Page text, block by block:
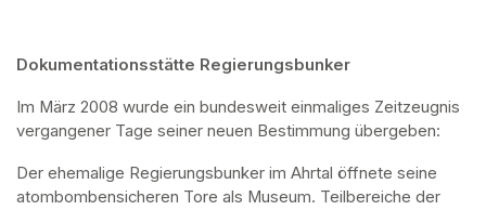
Dokumentationsstätte Regierungsbunker
Im März 2008 wurde ein bundesweit einmaliges Zeitzeugnis
vergangener Tage seiner neuen Bestimmung übergeben:
Der ehemalige Regierungsbunker im Ahrtal öffnete seine
atombombensicheren Tore als Museum. Teilbereiche der